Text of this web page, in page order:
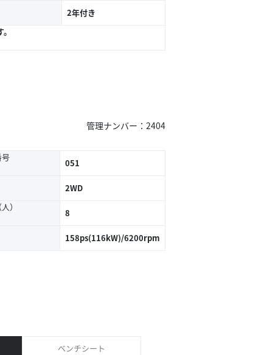
2年付き
管理ナンバー：2404
051
2WD
）
8
158ps(116kW)/6200rpm
ベンチシート